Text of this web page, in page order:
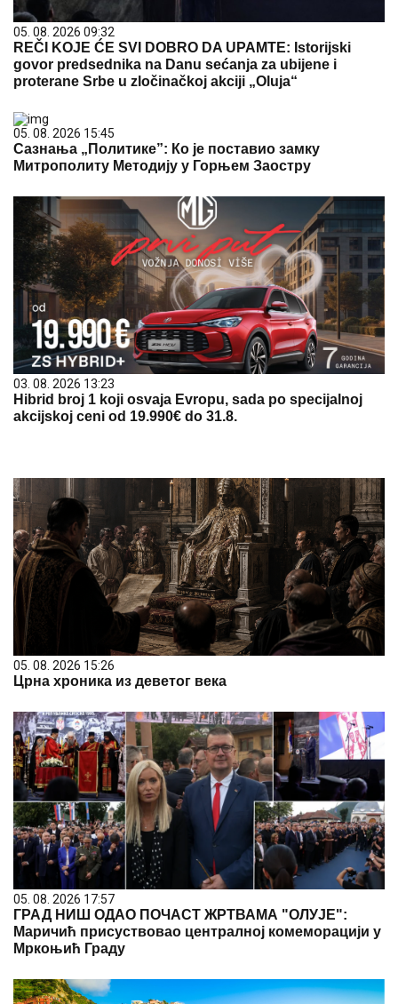
05. 08. 2026 09:32
REČI KOJE ĆE SVI DOBRO DA UPAMTE: Istorijski
govor predsednika na Danu sećanja za ubijene i
proterane Srbe u zločinačkoj akciji „Oluja“
05. 08. 2026 15:45
Сазнања „Политике”: Ко је поставио замку
Митрополиту Методију у Горњем Заостру
03. 08. 2026 13:23
Hibrid broj 1 koji osvaja Evropu, sada po specijalnoj
akcijskoj ceni od 19.990€ do 31.8.
05. 08. 2026 15:26
Црна хроника из деветог века
05. 08. 2026 17:57
ГРАД НИШ ОДАО ПОЧАСТ ЖРТВАМА "ОЛУЈЕ":
Маричић присуствовао централној комеморацији у
Мркоњић Граду